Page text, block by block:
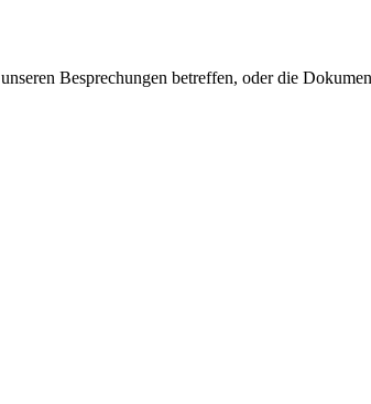
Besprechungen betreffen, oder die